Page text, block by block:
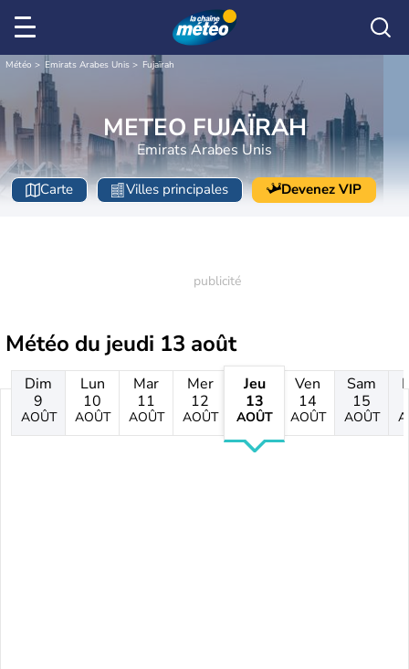
Météo Emirats Arabes Unis Fujaïrah
METEO FUJAÏRAH
Emirats Arabes Unis
Carte Villes principales Devenez VIP
Météo du jeudi 13 août
Dim
9
AOÛT
Lun
10
AOÛT
Mar
11
AOÛT
Mer
12
AOÛT
Jeu
13
AOÛT
Ven
14
AOÛT
Sam
15
AOÛT